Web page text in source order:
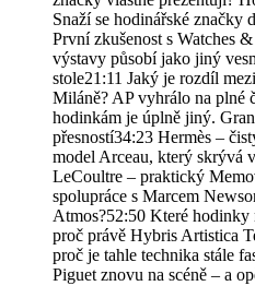
Snaží se hodinářské značky
První zkušenost s Watches
výstavy působí jako jiný
stole21:11 Jaký je rozdíl
Miláně? AP vyhrálo na plné
hodinkám je úplně jiný.
přesností34:23 Hermès –
model Arceau, který skrývá
LeCoultre – praktický
spolupráce s Marcem
Atmos?52:50 Které hodinky
proč právě Hybris Artistica
proč je tahle technika stále
Piguet znovu na scéně – a